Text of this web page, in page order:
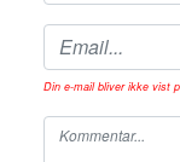
Din e-mail bliver ikke vist